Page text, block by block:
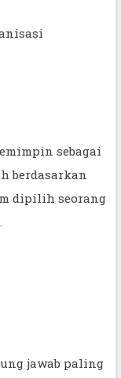
sebagai
berdasarkan
dipilih seorang
jawab paling